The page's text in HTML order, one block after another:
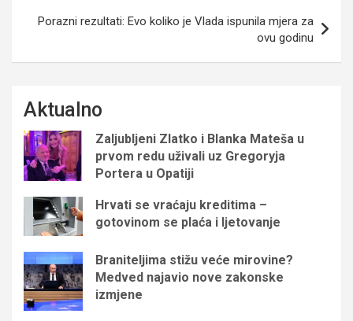
Porazni rezultati: Evo koliko je Vlada ispunila mjera za
ovu godinu
Aktualno
Zaljubljeni Zlatko i Blanka Mateša u
prvom redu uživali uz Gregoryja
Portera u Opatiji
Hrvati se vraćaju kreditima –
gotovinom se plaća i ljetovanje
Braniteljima stižu veće mirovine?
Medved najavio nove zakonske
izmjene